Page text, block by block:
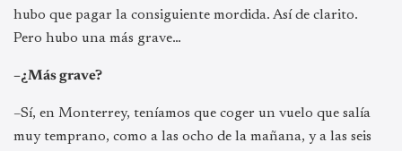
hubo que pagar la consiguiente mordida. Así de clarito.
Pero hubo una más grave…
–¿Más grave?
–Sí, en Monterrey, teníamos que coger un vuelo que salía
muy temprano, como a las ocho de la mañana, y a las seis